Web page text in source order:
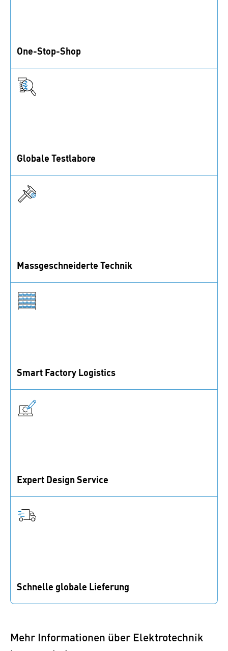
One-Stop-Shop
Globale Testlabore
Massgeschneiderte Technik
Smart Factory Logistics
Expert Design Service
Schnelle globale Lieferung
Mehr Informationen über Elektrotechnik